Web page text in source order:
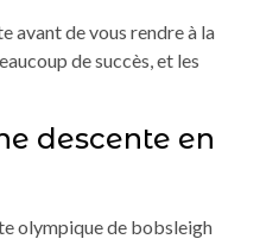
avant de vous rendre à la
de succès, et les
descente en
olympique de bobsleigh